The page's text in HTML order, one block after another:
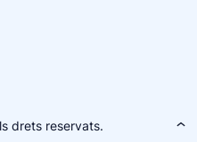
drets reservats.